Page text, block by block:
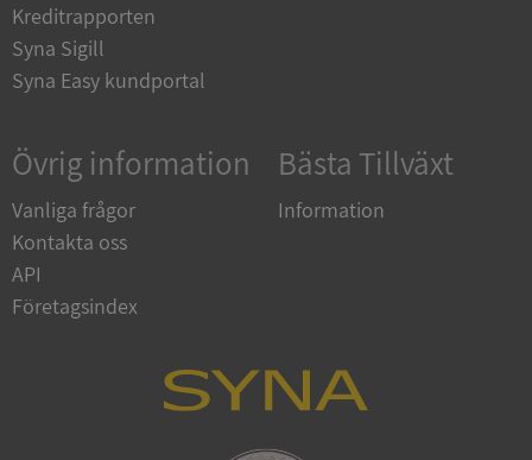
Kreditrapporten
Syna Sigill
Syna Easy kundportal
Övrig information
Vanliga frågor
Kontakta oss
API
Företagsindex
Bästa Tillväxt
Information